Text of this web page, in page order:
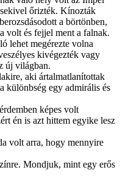
őrizték. Kínozták
a börtönben,
volt és fejjel ment a falnak.
lehet megérezte volna
kivégezték vagy
új világban.
aki ártalmatlanítottak
különbség egy admirális és
képes volt
én is azt hittem egyike lesz
volt arra, hogy mennyire
Mondjuk, mint egy erős